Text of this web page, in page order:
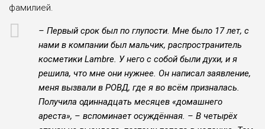
фамилией.
– Первый срок был по глупости. Мне было 17 лет, с
нами в компании был мальчик, распространитель
косметики Lambre. У него с собой были духи, и я
решила, что мне они нужнее. Он написал заявление,
меня вызвали в РОВД, где я во всём призналась.
Получила одиннадцать месяцев «домашнего
ареста», – вспоминает осуждённая. – В четырёх